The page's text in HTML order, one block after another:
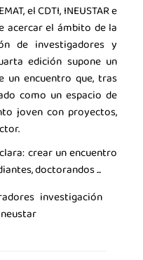
el CDTI, INEUSTAR e
acercar el ámbito de la
de investigadores y
edición supone un
un encuentro que, tras
como un espacio de
joven con proyectos,
crear un encuentro
doctorandos ...
investigación